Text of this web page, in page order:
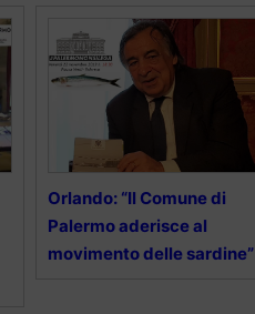
Orlando: “Il Comune di
Palermo aderisce al
movimento delle sardine”